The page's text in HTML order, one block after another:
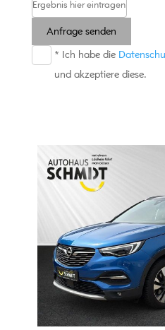
Anfrage senden
* Ich habe die
und akzeptiere diese.